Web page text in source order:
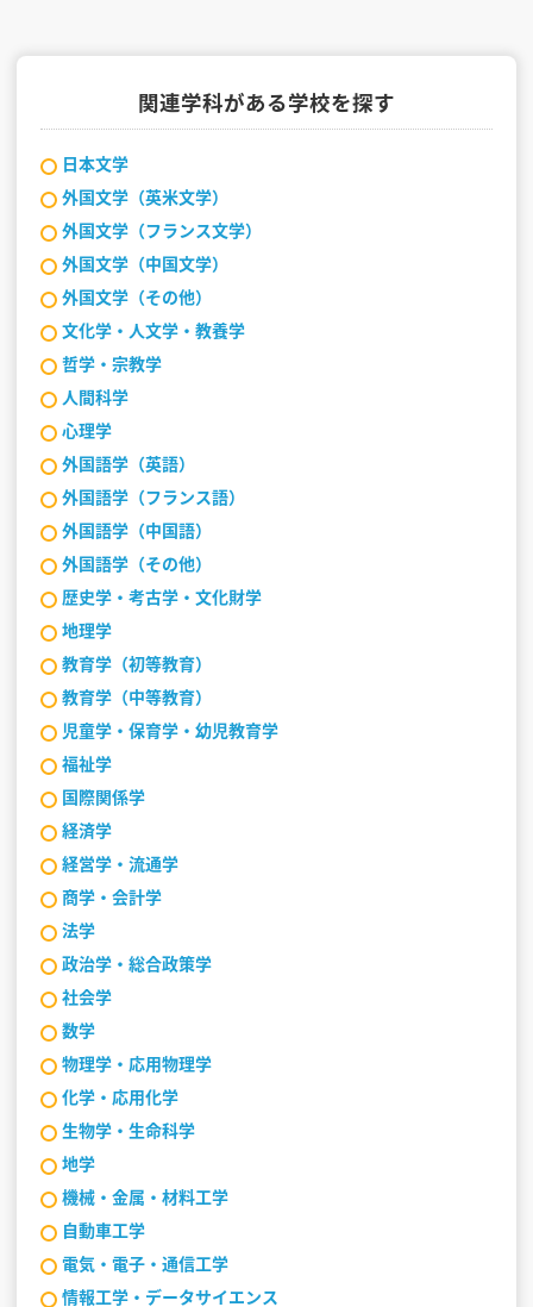
関連学科がある学校を探す
日本文学
外国文学（英米文学）
外国文学（フランス文学）
外国文学（中国文学）
外国文学（その他）
文化学・人文学・教養学
哲学・宗教学
人間科学
心理学
外国語学（英語）
外国語学（フランス語）
外国語学（中国語）
外国語学（その他）
歴史学・考古学・文化財学
地理学
教育学（初等教育）
教育学（中等教育）
児童学・保育学・幼児教育学
福祉学
国際関係学
経済学
経営学・流通学
商学・会計学
法学
政治学・総合政策学
社会学
数学
物理学・応用物理学
化学・応用化学
生物学・生命科学
地学
機械・金属・材料工学
自動車工学
電気・電子・通信工学
情報工学・データサイエンス